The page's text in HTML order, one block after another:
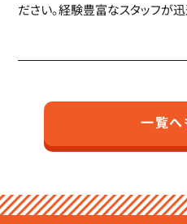
ださい。経験豊富なスタッフが
一覧へ